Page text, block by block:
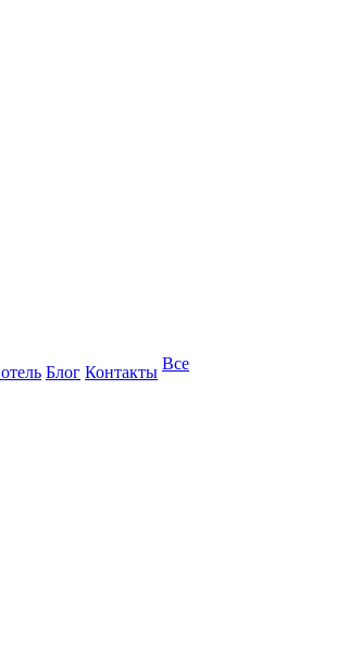
Блог Контакты Все